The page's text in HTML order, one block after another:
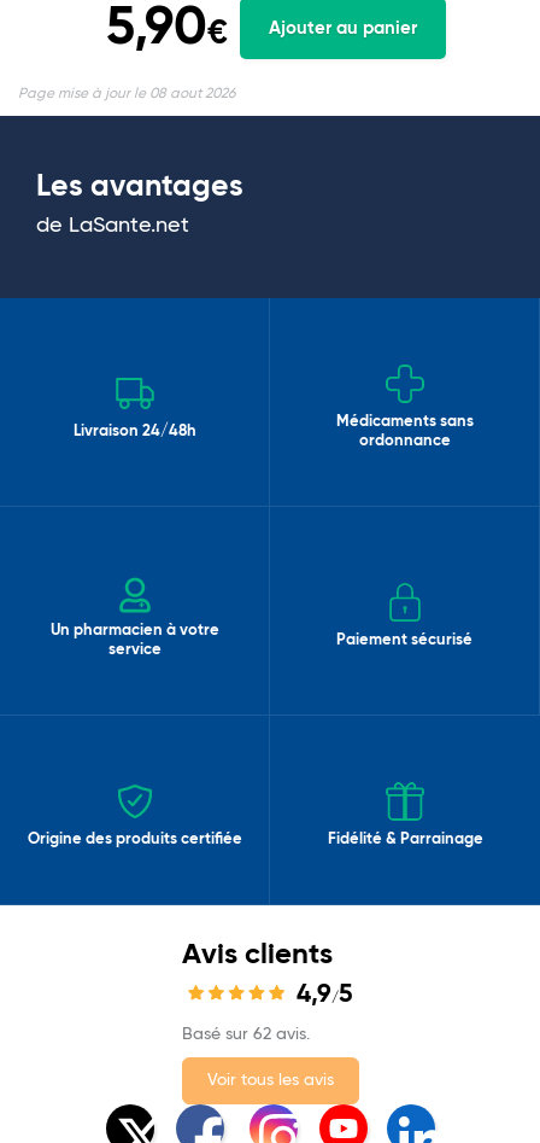
5,90€ Ajouter au panier
Page mise à jour le 08 aout 2026
Les avantages
de LaSante.net
Livraison 24/48h
Médicaments sans
ordonnance
Un pharmacien à votre
service
Paiement sécurisé
Origine des produits certifiée Fidélité & Parrainage
Avis clients
4,9/5
Basé sur 62 avis.
Voir tous les avis